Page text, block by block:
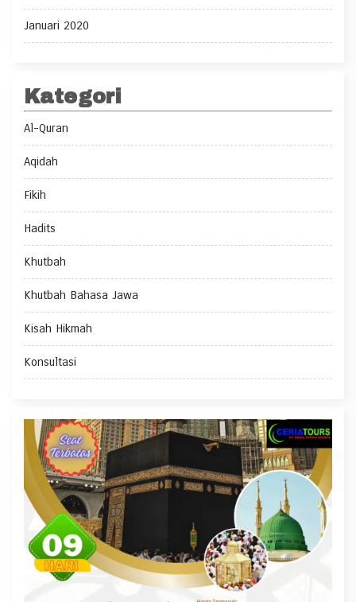
Januari 2020
Kategori
Al-Quran
Aqidah
Fikih
Hadits
Khutbah
Khutbah Bahasa Jawa
Kisah Hikmah
Konsultasi